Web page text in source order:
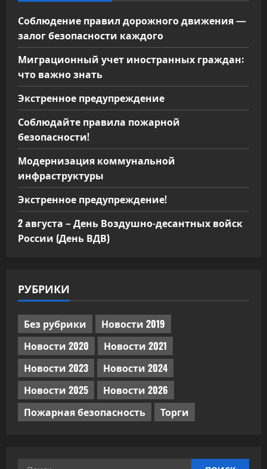
Соблюдение правил дорожного движения —
залог безопасности каждого
Миграционный учет иностранных граждан:
что важно знать
Экстренное предупреждение
Соблюдайте правила пожарной
безопасности!
Модернизация коммунальной
инфраструктуры
Экстренное предупреждение!
2 августа – День Воздушно-десантных войск
России (День ВДВ)
РУБРИКИ
Без рубрики
Новости 2019
Новости 2020
Новости 2021
Новости 2023
Новости 2024
Новости 2025
Новости 2026
Пожарная безопасность
Торги
Найти: